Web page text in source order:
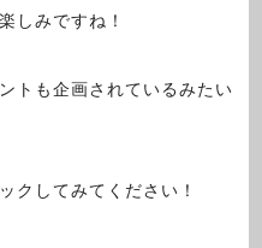
しみですね！
トも企画されているみたい
クしてみてください！